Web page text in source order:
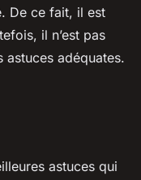
De ce fait, il est
il n’est pas
astuces adéquates.
astuces qui